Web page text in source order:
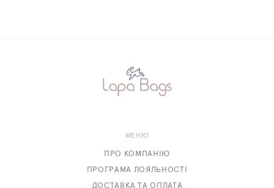
МЕНЮ
ПРО КОМПАНІЮ
ПРОГРАМА ЛОЯЛЬНОСТІ
ДОСТАВКА ТА ОПЛАТА